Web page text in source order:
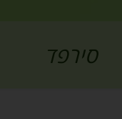
סירפד